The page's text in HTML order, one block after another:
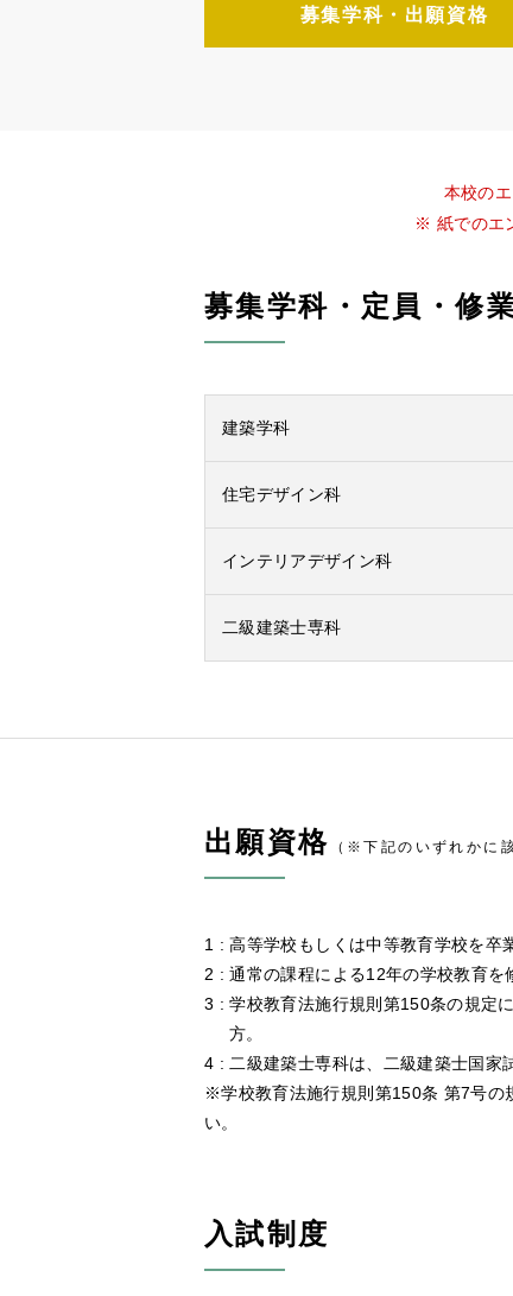
募集学科・出願資格
本校の
※ 紙でのエ
募集学科・定員・修
建築学科
住宅デザイン科
インテリアデザイン科
二級建築士専科
出願資格 （※下記のいずれかに
高等学校もしくは中等教育学校を卒
通常の課程による12年の学校教育を
学校教育法施行規則第150条の規定
方。
二級建築士専科は、二級建築士国家
※学校教育法施行規則第150条 第7号の
い。
入試制度